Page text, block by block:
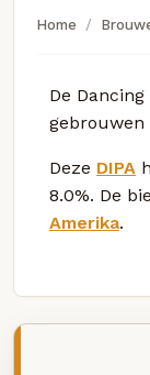
Home
De
gebrouwen
Deze DIPA
8.0%. De
Amerika.